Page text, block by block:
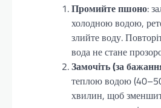
Промийте пшоно:
холодною водою,
злийте воду.
вода не стане
Замочіть (за
теплою водою
хвилин, щоб